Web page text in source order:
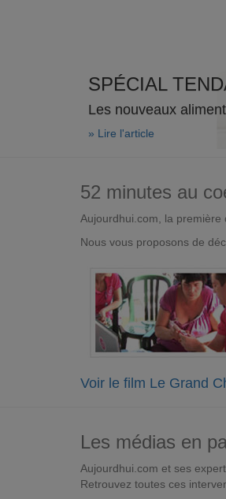
SPÉCIAL
Les nouveaux
» Lire l'article
52 minutes au
Aujourdhui.com, la
Nous vous proposons de
Voir le film Le Grand
Les médias en
Aujourdhui.com et ses
Retrouvez toutes ces